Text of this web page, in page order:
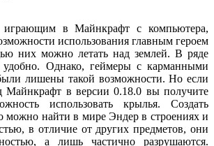
играющим в Майнкрафт с компьютера,
использования главным героем
них можно летать над землей. В ряде
удобно. Однако, геймеры с карманными
лишены такой возможности. Но если
Майнкрафт в версии 0.18.0 вы получите
использовать крылья. Создать
можно найти в мире Эндер в строениях и
в отличие от других предметов, они
а лишь частично разрушаются.